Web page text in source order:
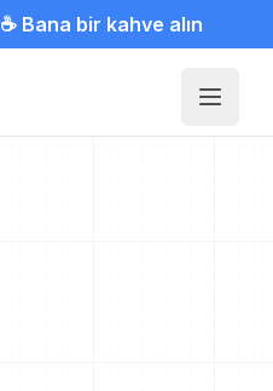
☕ Bana bir kahve alın